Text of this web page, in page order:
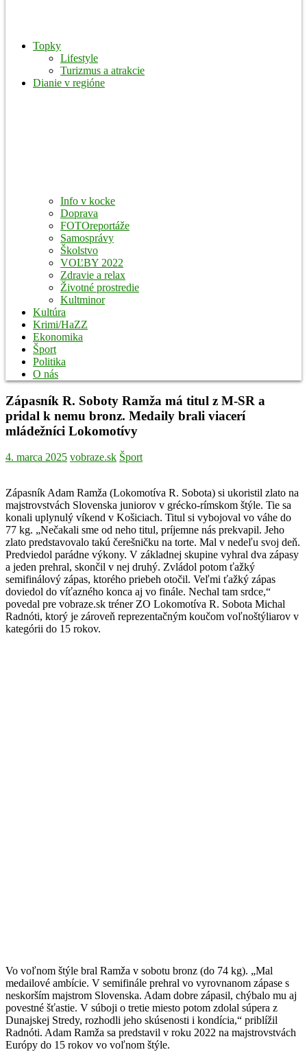
Topky
Lifestyle
Turizmus a atrakcie
Dianie v regióne
Info v kocke
Doprava
FOTOreportáže
Samosprávy
Školstvo
VOĽBY 2022
Zdravie a relax
Životné prostredie
Kultminor
Kultúra
Krimi/HaZZ
Ekonomika
Šport
Politika
O nás
Zápasník R. Soboty Ramža má titul z M-SR a
pridal k nemu bronz. Medaily brali viacerí
mládežníci Lokomotívy
4. marca 2025 vobraze.sk Šport
Zápasník Adam Ramža (Lokomotíva R. Sobota) si ukoristil zlato na
majstrovstvách Slovenska juniorov v grécko-rímskom štýle. Tie sa
konali uplynulý víkend v Košiciach. Titul si vybojoval vo váhe do
77 kg. „Nečakali sme od neho titul, príjemne nás prekvapil. Jeho
zlato predstavovalo takú čerešničku na torte. Mal v nedeľu svoj deň.
Predviedol parádne výkony. V základnej skupine vyhral dva zápasy
a jeden prehral, skončil v nej druhý. Zvládol potom ťažký
semifinálový zápas, ktorého priebeh otočil. Veľmi ťažký zápas
doviedol do víťazného konca aj vo finále. Nechal tam srdce,“
povedal pre vobraze.sk tréner ZO Lokomotíva R. Sobota Michal
Radnóti, ktorý je zároveň reprezentačným koučom voľnoštýliarov v
kategórii do 15 rokov.
Vo voľnom štýle bral Ramža v sobotu bronz (do 74 kg). „Mal
medailové ambície. V semifinále prehral vo vyrovnanom zápase s
neskorším majstrom Slovenska. Adam dobre zápasil, chýbalo mu aj
povestné šťastie. V súboji o tretie miesto potom zdolal súpera z
Dunajskej Stredy, rozhodli jeho skúsenosti i kondícia,“ priblížil
Radnóti. Adam Ramža sa predstavil v roku 2022 na majstrovstvách
Európy do 15 rokov vo voľnom štýle.